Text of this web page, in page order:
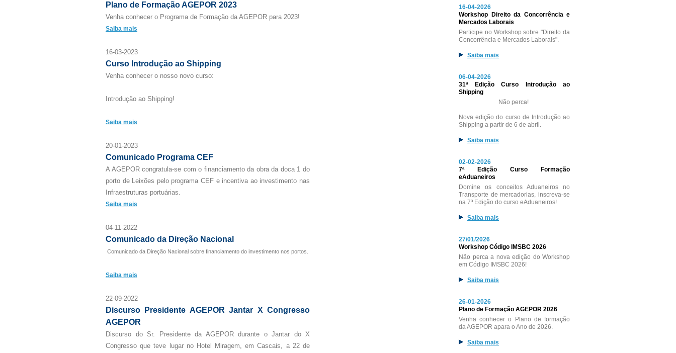
Plano de Formação AGEPOR 2023
Venha conhecer o Programa de Formação da AGEPOR para 2023!
Saiba mais
16-03-2023
Curso Introdução ao Shipping
Venha conhecer o nosso novo curso:
Introdução ao Shipping!
Saiba mais
20-01-2023
Comunicado Programa CEF
A AGEPOR congratula-se com o financiamento da obra da doca 1 do
porto de Leixões pelo programa CEF e incentiva ao investimento nas
Infraestruturas portuárias.
Saiba mais
04-11-2022
Comunicado da Direção Nacional
Comunicado da Direção Nacional sobre financiamento do investimento nos portos.
Saiba mais
22-09-2022
Discurso Presidente AGEPOR Jantar X Congresso
AGEPOR
Discurso do Sr. Presidente da AGEPOR durante o Jantar do X
Congresso que teve lugar no Hotel Miragem, em Cascais, a 22 de
16-04-2026
Workshop Direito da Concorrência e
Mercados Laborais
Participe no Workshop sobre "Direito da
Concorrência e Mercados Laborais".
Saiba mais
06-04-2026
31ª Edição Curso Introdução ao
Shipping
Não perca!
Nova edição do curso de Introdução ao
Shipping a partir de 6 de abril.
Saiba mais
02-02-2026
7ª Edição Curso Formação
eAduaneiros
Domine os conceitos Aduaneiros no
Transporte de mercadorias, inscreva-se
na 7ª Edição do curso eAduaneiros!
Saiba mais
27/01/2026
Workshop Código IMSBC 2026
Não perca a nova edição do Workshop
em Código IMSBC 2026!
Saiba mais
26-01-2026
Plano de Formação AGEPOR 2026
Venha conhecer o Plano de formação
da AGEPOR apara o Ano de 2026.
Saiba mais